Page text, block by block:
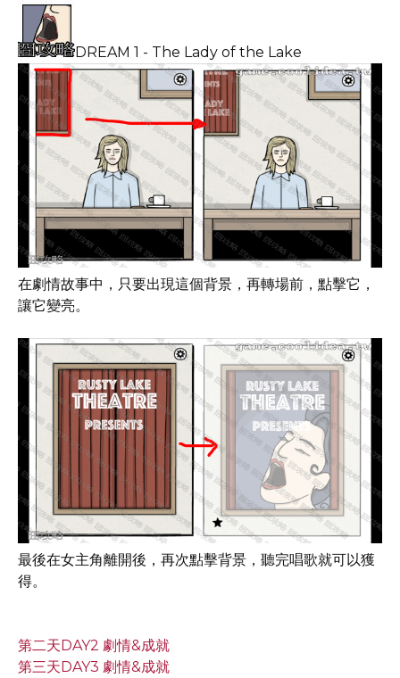
DREAM 1 - The Lady of the Lake
在劇情故事中，只要出現這個背景，再轉場前，點擊它，
讓它變亮。
最後在女主角離開後，再次點擊背景，聽完唱歌就可以獲
得。
第二天DAY2 劇情&成就
第三天DAY3 劇情&成就